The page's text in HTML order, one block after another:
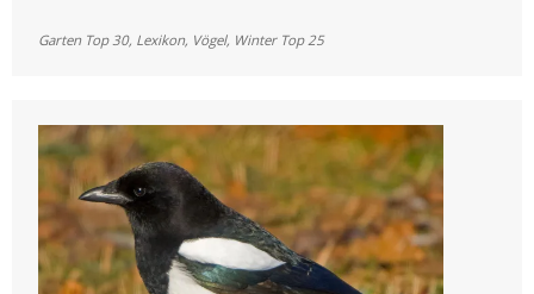
Garten Top 30, Lexikon, Vögel, Winter Top 25